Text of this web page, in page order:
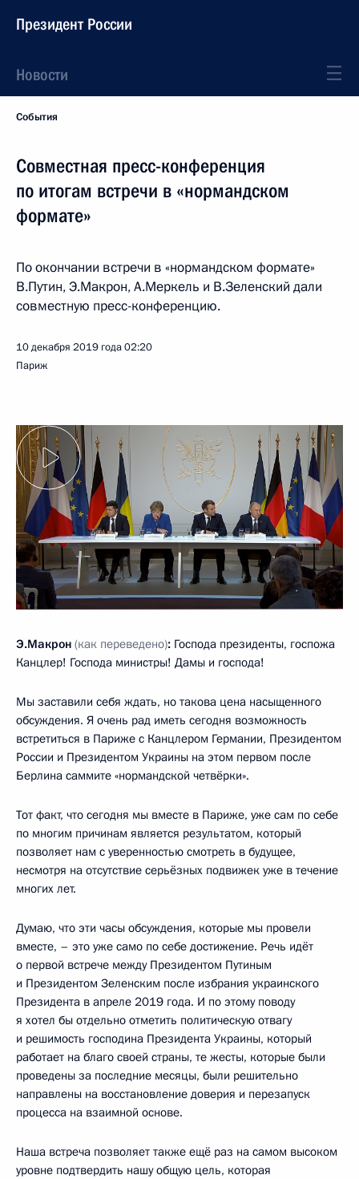
Президент России
Новости
События
Совместная пресс-конференция
по итогам встречи в «нормандском
формате»
По окончании встречи в «нормандском формате»
В.Путин, Э.Макрон, А.Меркель и В.Зеленский дали
совместную пресс-конференцию.
10 декабря 2019 года02:20
Париж
Э.Макрон (как переведено): Господа президенты, госпожа
Канцлер! Господа министры! Дамы и господа!
Мы заставили себя ждать, но такова цена насыщенного
обсуждения. Я очень рад иметь сегодня возможность
встретиться в Париже с Канцлером Германии, Президентом
России и Президентом Украины на этом первом после
Берлина саммите «нормандской четвёрки».
Тот факт, что сегодня мы вместе в Париже, уже сам по себе
по многим причинам является результатом, который
позволяет нам с уверенностью смотреть в будущее,
несмотря на отсутствие серьёзных подвижек уже в течение
многих лет.
Думаю, что эти часы обсуждения, которые мы провели
вместе, – это уже само по себе достижение. Речь идёт
о первой встрече между Президентом Путиным
и Президентом Зеленским после избрания украинского
Президента в апреле 2019 года. И по этому поводу
я хотел бы отдельно отметить политическую отвагу
и решимость господина Президента Украины, который
работает на благо своей страны, те жесты, которые были
проведены за последние месяцы, были решительно
направлены на восстановление доверия и перезапуск
процесса на взаимной основе.
Наша встреча позволяет также ещё раз на самом высоком
уровне подтвердить нашу общую цель, которая